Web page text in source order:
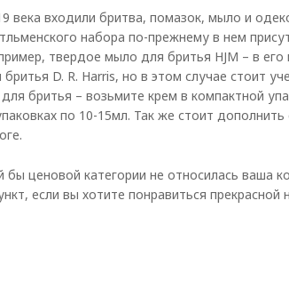
входили бритва, помазок, мыло и
набора по-прежнему в нем
твердое мыло для бритья HJM – в
D. R. Harris, но в этом случае стоит
бритья – возьмите крем в компактной
по 10-15мл. Так же стоит
ценовой категории не относилась ваша
если вы хотите понравиться прекрасной